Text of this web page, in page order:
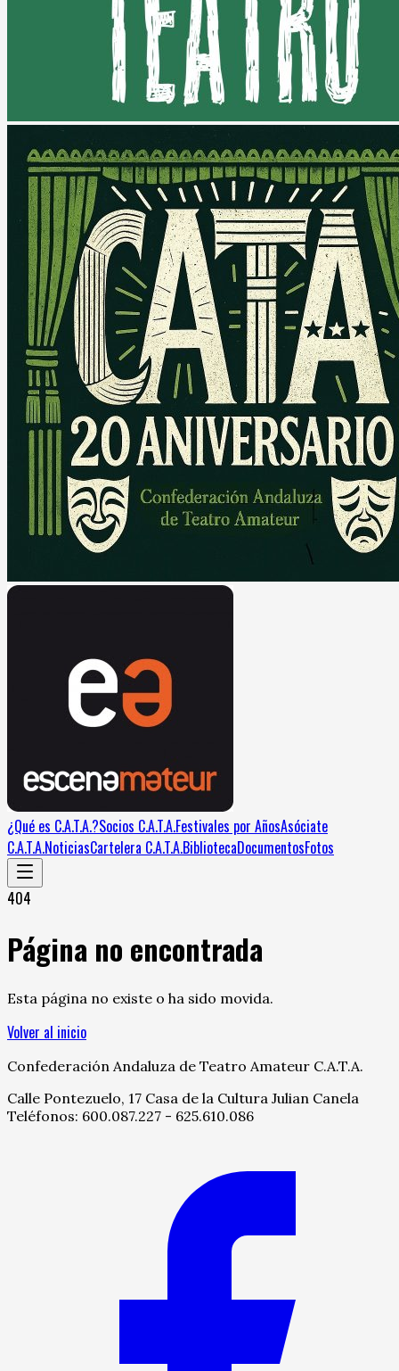
¿Qué es C.A.T.A.?Socios C.A.T.A.Festivales por AñosAsóciate
C.A.T.A.NoticiasCartelera C.A.T.A.BibliotecaDocumentosFotos
404
Página no encontrada
Esta página no existe o ha sido movida.
Volver al inicio
Confederación Andaluza de Teatro Amateur C.A.T.A.
Calle Pontezuelo, 17 Casa de la Cultura Julian Canela
Teléfonos: 600.087.227 - 625.610.086